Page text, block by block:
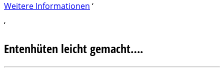
Weitere Informationen ‘
‘
Entenhüten leicht gemacht….